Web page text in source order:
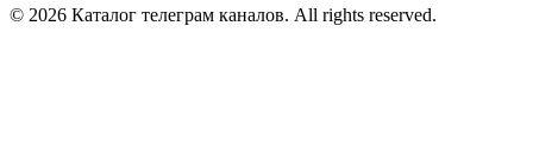
© 2026 Каталог телеграм каналов. All rights reserved.